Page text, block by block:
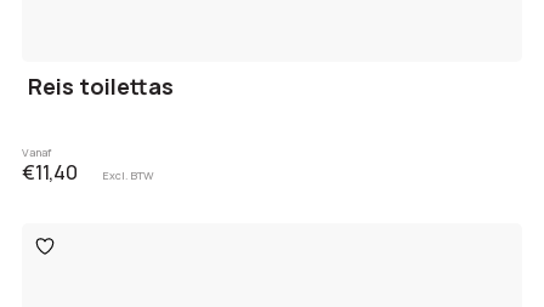
Reis toilettas
Vanaf
€11,40 Excl. BTW
Toevoegen
aan